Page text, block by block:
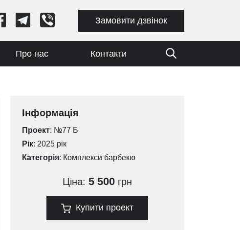
Замовити дзвінок
Про нас Контакти
Інформація
Проект: №77 Б
Рік: 2025 рік
Категорія: Комплекси барбекю
Ціна: 5 500 грн
Купити проект